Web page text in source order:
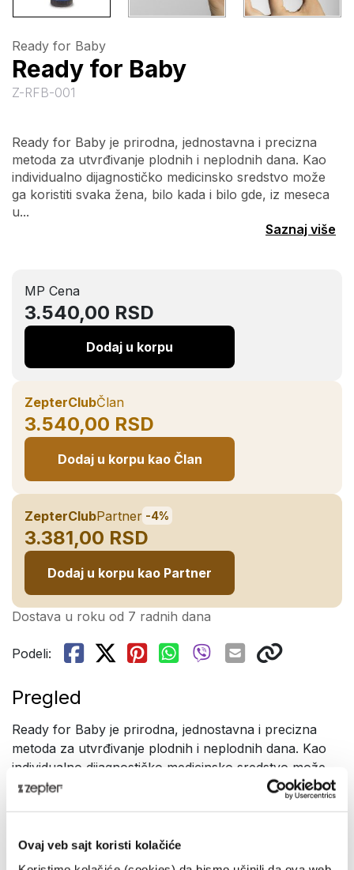
Ovaj veb sajt koristi kolačiće
Ready for Baby
Ready for Baby
Z-RFB-001
Ready for Baby je prirodna, jednostavna i precizna
metoda za utvrđivanje plodnih i neplodnih dana. Kao
individualno dijagnostičko medicinsko sredstvo može
ga koristiti svaka žena, bilo kada i bilo gde, iz meseca
u...
Saznaj više
MP Cena
3.540,00 RSD
Dodaj u korpu
ZepterClubČlan
3.540,00 RSD
Dodaj u korpu kao Član
ZepterClubPartner -4%
3.381,00 RSD
Dodaj u korpu kao Partner
Dostava u roku od 7 radnih dana
Podeli:
Pregled
Ready for Baby je prirodna, jednostavna i precizna
metoda za utvrđivanje plodnih i neplodnih dana. Kao
individualno dijagnostičko medicinsko sredstvo može
ga koristiti svaka žena, bilo kada i bilo gde, iz meseca u
Test za određivanje plodnih/neplodnih dana